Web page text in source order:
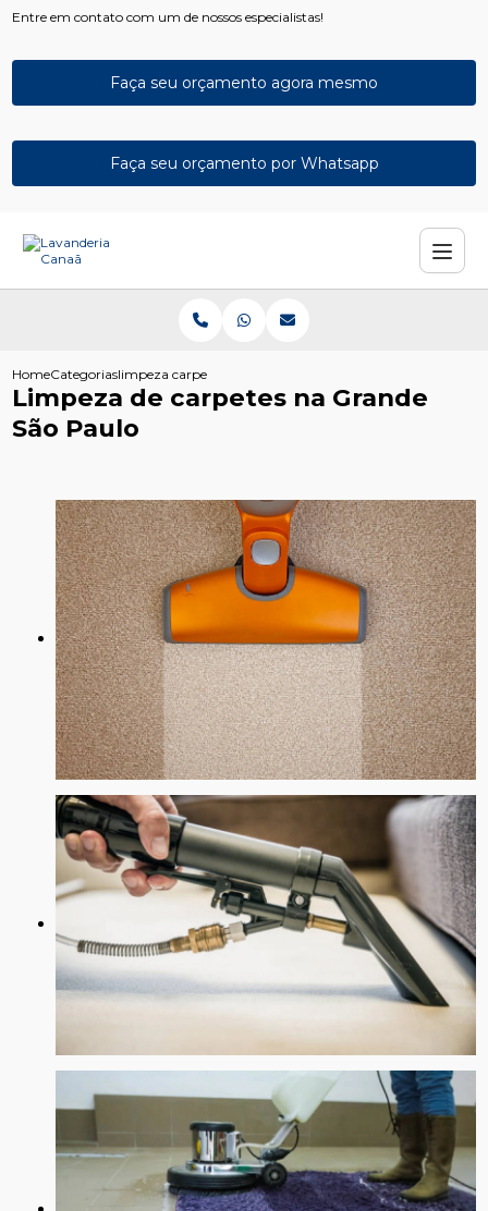
Entre em contato com um de nossos especialistas!
Faça seu orçamento agora mesmo
Faça seu orçamento por Whatsapp
HomeCategoriaslimpeza carpetes grande sao paulo
Limpeza de carpetes na Grande
São Paulo